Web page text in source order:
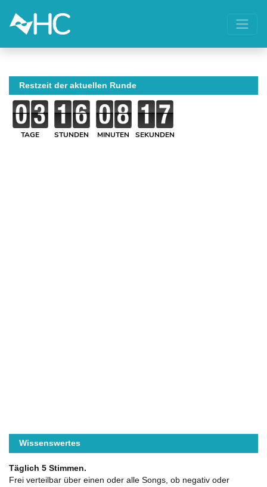
Restzeit der aktuellen Runde
TAGE STUNDEN MINUTEN SEKUNDEN
Wissenswertes
Täglich 5 Stimmen.
Frei verteilbar über einen oder alle Songs, ob negativ oder